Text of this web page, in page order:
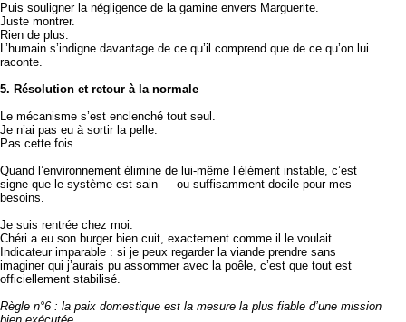
Puis souligner la négligence de la gamine envers Marguerite.
Juste montrer.
Rien de plus.
L’humain s’indigne davantage de ce qu’il comprend que de ce qu’on lui
raconte.
5. Résolution et retour à la normale
Le mécanisme s’est enclenché tout seul.
Je n’ai pas eu à sortir la pelle.
Pas cette fois.
Quand l’environnement élimine de lui-même l’élément instable, c’est
signe que le système est sain — ou suffisamment docile pour mes
besoins.
Je suis rentrée chez moi.
Chéri a eu son burger bien cuit, exactement comme il le voulait.
Indicateur imparable : si je peux regarder la viande prendre sans
imaginer qui j’aurais pu assommer avec la poêle, c’est que tout est
officiellement stabilisé.
Règle n°6 : la paix domestique est la mesure la plus fiable d’une mission